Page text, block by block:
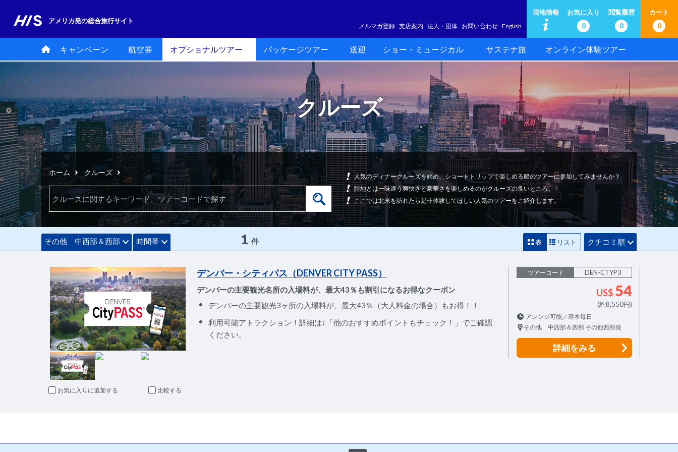
アメリカ発の総合旅行サイト
メルマガ登録 支店案内 法人・団体 お問い合わせ English
現地情報
お気に入り
0
閲覧履歴
0
カート
0
キャンペーン 航空券 オプショナルツアー パッケージツアー 送迎 ショー・ミュージカル サステナ旅 オンライン体験ツアー
クルーズ
ホーム クルーズ
人気のディナークルーズを始め、ショートトリップで楽しめる船のツアーに参加してみませんか？
陸地とは一味違う爽快さと豪華さを楽しめるのがクルーズの良いところ。
ここでは北米を訪れたら是非体験してほしい人気のツアーをご紹介します。
その他 中西部＆西部 時間帯 1 件 表 リスト クチコミ順
お気に入りに追加 比較
デンバー・シティパス（DENVER CITY PASS）
デンバーの主要観光名所の入場料が、最大43％も割引になるお得なクーポン
デンバーの主要観光3ヶ所の入場料が、最大43％（大人料金の場合）もお得！！
利用可能アトラクション！詳細は↓「他のおすすめポイントもチェック！」でご確認
ください。
ツアーコード DEN-CTYP3
US$ 54
(約8,550円)
アレンジ可能／基本毎日
その他 中西部＆西部 その他西部発
詳細をみる